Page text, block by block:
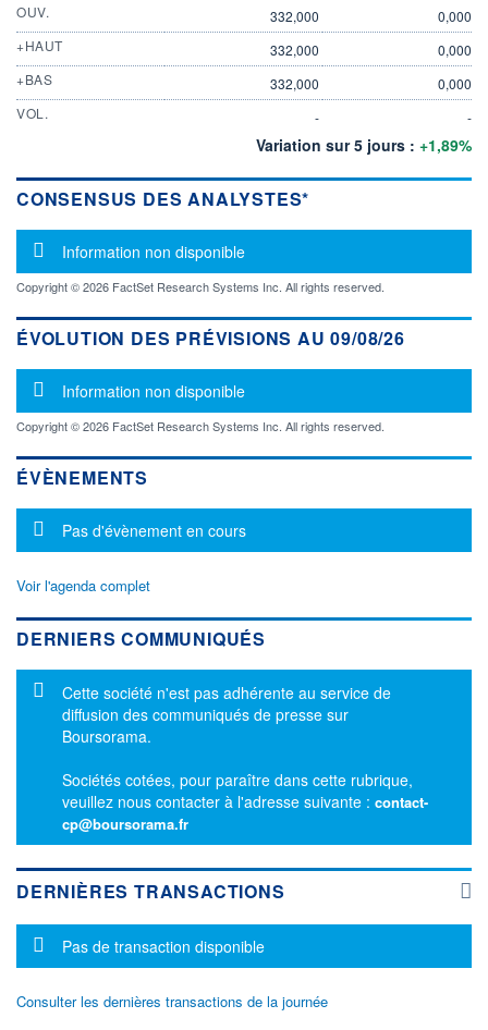
OUV.
332,000
0,000
+HAUT
332,000
0,000
+BAS
332,000
0,000
VOL.
- -
Variation sur 5 jours : +1,89%
CONSENSUS DES ANALYSTES*
Message d'information
Information non disponible
Copyright © 2026 FactSet Research Systems Inc. All rights reserved.
ÉVOLUTION DES PRÉVISIONS AU 09/08/26
Message d'information
Information non disponible
Copyright © 2026 FactSet Research Systems Inc. All rights reserved.
ÉVÈNEMENTS
Message d'information
Pas d'évènement en cours
Voir l'agenda complet
DERNIERS COMMUNIQUÉS
Message d'information
Cette société n'est pas adhérente au service de
diffusion des communiqués de presse sur
Boursorama.
Sociétés cotées, pour paraître dans cette rubrique,
veuillez nous contacter à l'adresse suivante : contact-
cp@boursorama.fr
DERNIÈRES TRANSACTIONS
Message d'information
Pas de transaction disponible
Consulter les dernières transactions de la journée